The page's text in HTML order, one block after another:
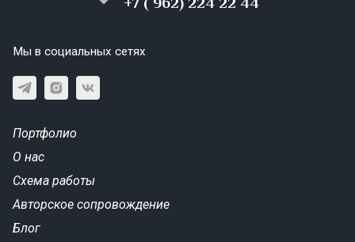
Мы в социальных сетях
Портфолио
О нас
Схема работы
Авторское сопровождение
Блог